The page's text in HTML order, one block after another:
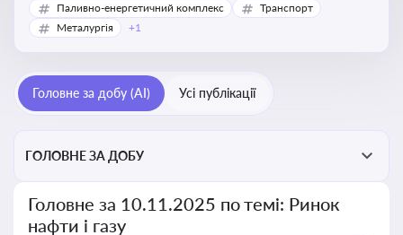
газу, що критично важливо для енергетичної безпеки,
Паливно-енергетичний комплекс
Транспорт
Металургія
+1
Головне за добу (AI) Усі публікації
ГОЛОВНЕ ЗА ДОБУ
Головне за 10.11.2025 по темі: Ринок
нафти і газу